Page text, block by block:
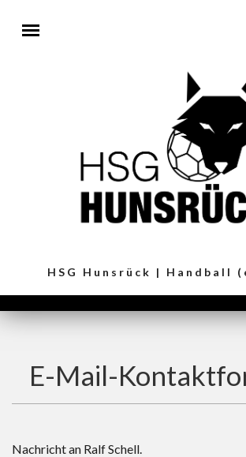
HSG Hunsrück | Handball
E-Mail-
Nachricht an Ralf Schell.